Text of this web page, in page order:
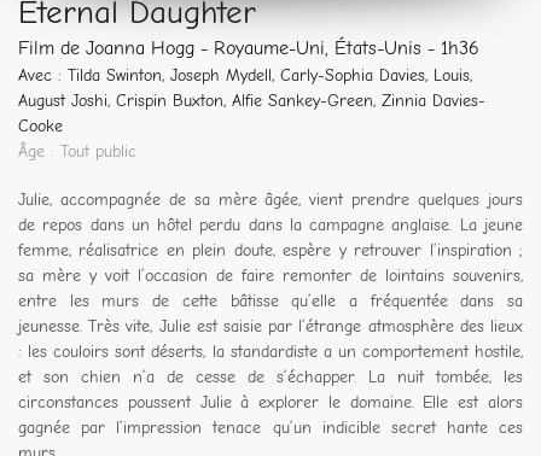
Eternal Daughter
Film de Joanna Hogg - Royaume-Uni, États-Unis - 1h36
Avec : Tilda Swinton, Joseph Mydell, Carly-Sophia Davies, Louis,
August Joshi, Crispin Buxton, Alfie Sankey-Green, Zinnia Davies-
Cooke
Âge : Tout public
Julie, accompagnée de sa mère âgée, vient prendre quelques jours
de repos dans un hôtel perdu dans la campagne anglaise. La jeune
femme, réalisatrice en plein doute, espère y retrouver l’inspiration ;
sa mère y voit l’occasion de faire remonter de lointains souvenirs,
entre les murs de cette bâtisse qu’elle a fréquentée dans sa
jeunesse. Très vite, Julie est saisie par l’étrange atmosphère des lieux
: les couloirs sont déserts, la standardiste a un comportement hostile,
et son chien n’a de cesse de s’échapper. La nuit tombée, les
circonstances poussent Julie à explorer le domaine. Elle est alors
gagnée par l’impression tenace qu’un indicible secret hante ces